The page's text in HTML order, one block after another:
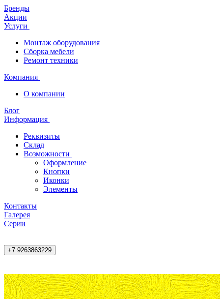
Бренды
Акции
Услуги
Монтаж оборудования
Сборка мебели
Ремонт техники
Компания
О компании
Блог
Информация
Реквизиты
Склад
Возможности
Оформление
Кнопки
Иконки
Элементы
Контакты
Галерея
Cерии
+7 9263863229